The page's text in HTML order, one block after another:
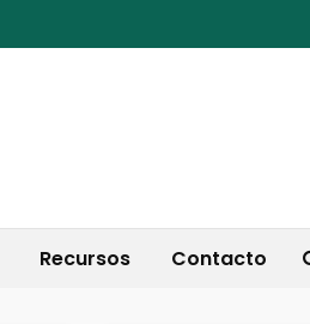
Recursos Contacto